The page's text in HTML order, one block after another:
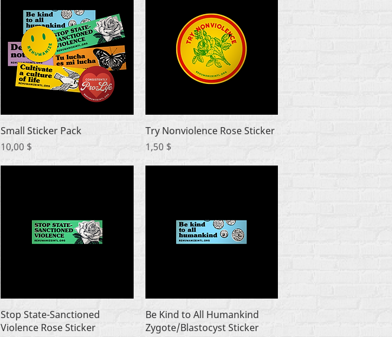
Быстрый просмотр
Small Sticker Pack
Цена
10,00 $
Быстрый просмотр
Try Nonviolence Rose Sticker
Цена
1,50 $
Быстрый просмотр
Stop State-Sanctioned
Violence Rose Sticker
Быстрый просмотр
Be Kind to All Humankind
Zygote/Blastocyst Sticker